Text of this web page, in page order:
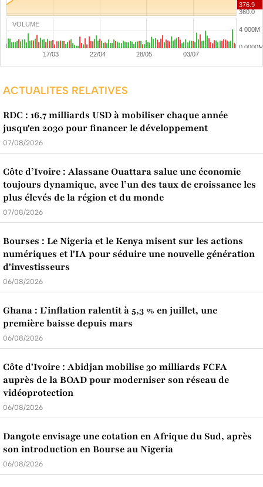
VOLUME
ACTUALITES RELATIVES
RDC : 16,7 milliards USD à mobiliser chaque année
jusqu'en 2030 pour financer le développement
07/08/2026
Côte d’Ivoire : Alassane Ouattara salue une économie
toujours dynamique, avec l’un des taux de croissance les
plus élevés de la région et du monde
07/08/2026
Bourses : Le Nigeria et le Kenya misent sur les actions
numériques et l'IA pour séduire une nouvelle génération
d'investisseurs
06/08/2026
Ghana : L’inflation ralentit à 5,3 % en juillet, une
première baisse depuis mars
06/08/2026
Côte d'Ivoire : Abidjan mobilise 30 milliards FCFA
auprès de la BOAD pour moderniser son réseau de
vidéoprotection
06/08/2026
Dangote envisage une cotation en Afrique du Sud, après
son introduction en Bourse au Nigeria
06/08/2026